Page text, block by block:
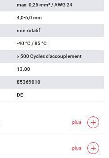
max. 0,25 mm² / AWG 24
4,0-6,0 mm
non rotatif
-40 °C / 85 °C
> 500 Cycles d'accouplement
13.00
85369010
DE
plus
plus